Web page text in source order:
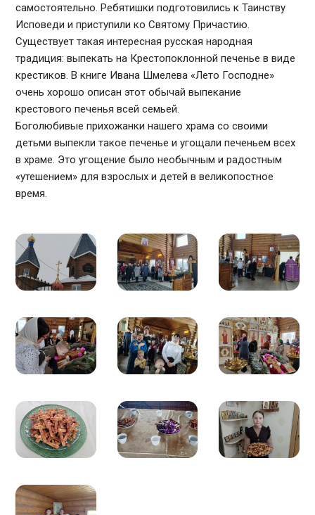
самостоятельно. Ребятишки подготовились к Таинству
Исповеди и приступили ко Святому Причастию.
Существует такая интересная русская народная
традиция: выпекать на Крестопоклонной печенье в виде
крестиков. В книге Ивана Шмелева «Лето Господне»
очень хорошо описан этот обычай выпекание
крестового печенья всей семьей.
Боголюбивые прихожанки нашего храма со своими
детьми выпекли такое печенье и угощали печеньем всех
в храме. Это угощение было необычным и радостным
«утешением» для взрослых и детей в великопостное
время.